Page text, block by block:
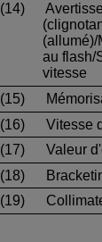
(14)
(allumé)/
au flash/
vitesse
(15)
(16)
Vitesse
(17)
Valeur
(18)
(19)